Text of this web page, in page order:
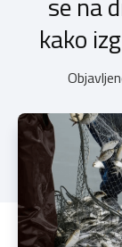
kako